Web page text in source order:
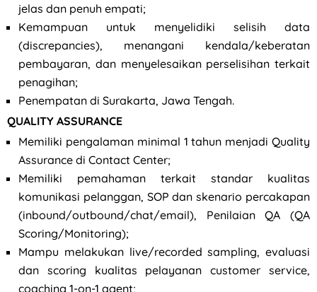
jelas dan penuh empati;
Kemampuan untuk menyelidiki selisih data
(discrepancies), menangani kendala/keberatan
pembayaran, dan menyelesaikan perselisihan terkait
penagihan;
Penempatan di Surakarta, Jawa Tengah.
QUALITY ASSURANCE
Memiliki pengalaman minimal 1 tahun menjadi Quality
Assurance di Contact Center;
Memiliki pemahaman terkait standar kualitas
komunikasi pelanggan, SOP dan skenario percakapan
(inbound/outbound/chat/email), Penilaian QA (QA
Scoring/Monitoring);
Mampu melakukan live/recorded sampling, evaluasi
dan scoring kualitas pelayanan customer service,
coaching 1-on-1 agent;